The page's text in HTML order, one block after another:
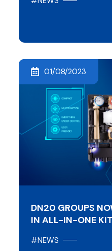
01/08/2023
DN20 GROUPS
IN ALL-IN-ONE
#NEWS